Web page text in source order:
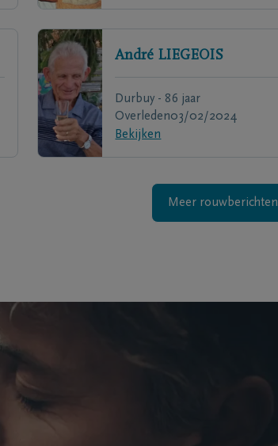
André LIEGEOIS
Durbuy - 86 jaar
Overleden03/02/2024
Bekijken
Meer rouwberichten